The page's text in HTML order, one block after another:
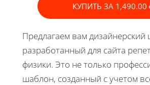
КУПИТЬ ЗА 1,490.00
Предлагаем вам дизайнерский
разработанный для сайта
физики. Это не только
шаблон, созданный с учетом